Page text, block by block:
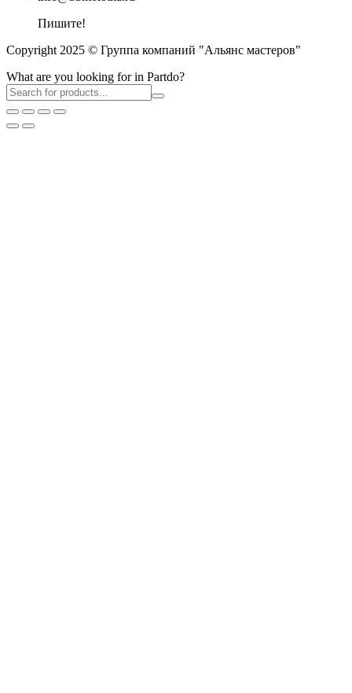
Пишите!
Copyright 2025 © Группа компаний "Альянс мастеров"
What are you looking for in Partdo?